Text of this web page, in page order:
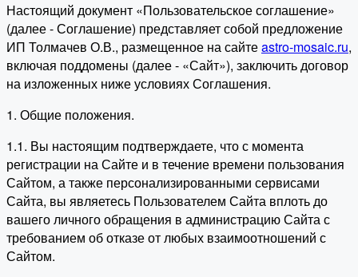
Настоящий документ «Пользовательское соглашение»
(далее - Соглашение) представляет собой предложение
ИП Толмачев О.В., размещенное на сайтеastro-mosaic.ru,
включая поддомены (далее - «Сайт»), заключить договор
на изложенных ниже условиях Соглашения.
1. Общие положения.
1.1. Вы настоящим подтверждаете, что с момента
регистрации на Сайте и в течение времени пользования
Сайтом, а также персонализированными сервисами
Сайта, вы являетесь Пользователем Сайта вплоть до
вашего личного обращения в администрацию Сайта с
требованием об отказе от любых взаимоотношений с
Сайтом.